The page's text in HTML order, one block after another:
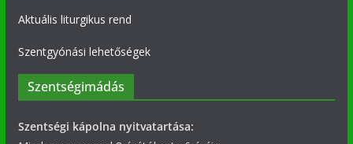
Aktuális liturgikus rend
Szentgyónási lehetőségek
Szentségimádás
Szentségi kápolna nyitvatartása: